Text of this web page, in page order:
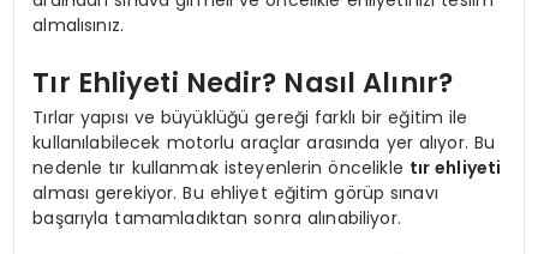
almalısınız.
Tır Ehliyeti Nedir? Nasıl Alınır?
Tırlar yapısı ve büyüklüğü gereği farklı bir eğitim ile
kullanılabilecek motorlu araçlar arasında yer alıyor. Bu
nedenle tır kullanmak isteyenlerin öncelikle tır ehliyeti
alması gerekiyor. Bu ehliyet eğitim görüp sınavı
başarıyla tamamladıktan sonra alınabiliyor.